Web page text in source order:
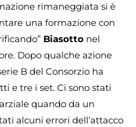
rimaneggiata si è
una formazione con
Biasotto nel
Dopo qualche azione
B del Consorzio ha
e tre i set. Ci sono stati
quando da un
alcuni errori dell’attacco